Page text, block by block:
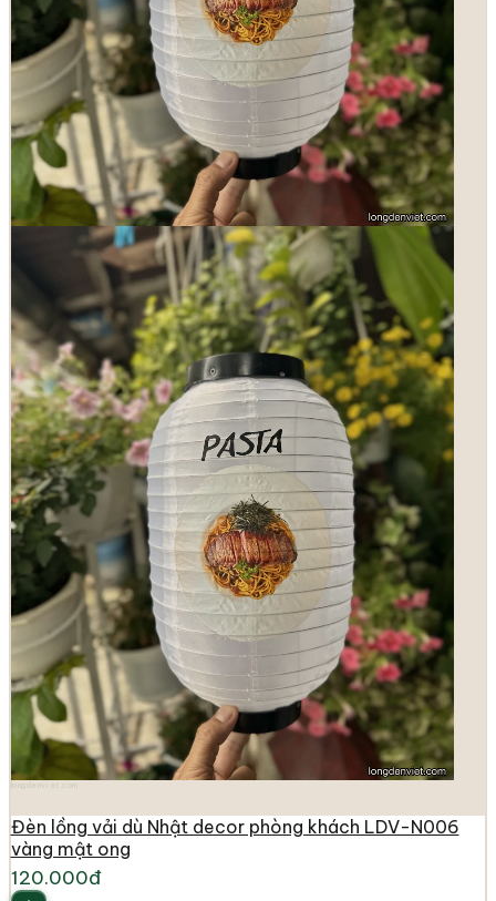
Đèn lồng vải dù Nhật decor phòng khách LDV-N006
vàng mật ong
120.000đ